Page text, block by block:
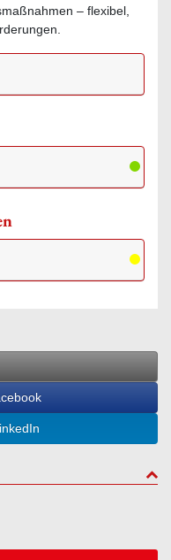
– flexibel,
to